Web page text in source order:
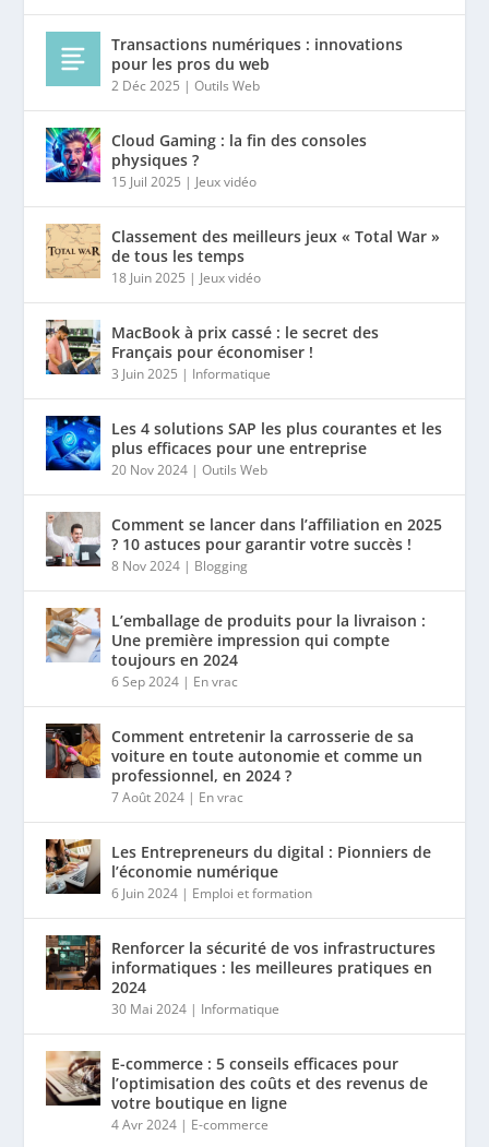
Transactions numériques : innovations
pour les pros du web
2 Déc 2025 |Outils Web
Cloud Gaming : la fin des consoles
physiques ?
15 Juil 2025 | Jeux vidéo
Classement des meilleurs jeux « Total War »
de tous les temps
18 Juin 2025 | Jeux vidéo
MacBook à prix cassé : le secret des
Français pour économiser !
3 Juin 2025 | Informatique
Les 4 solutions SAP les plus courantes et les
plus efficaces pour une entreprise
20 Nov 2024 |Outils Web
Comment se lancer dans l’affiliation en 2025
? 10 astuces pour garantir votre succès !
8 Nov 2024 | Blogging
L’emballage de produits pour la livraison :
Une première impression qui compte
toujours en 2024
6 Sep 2024 | En vrac
Comment entretenir la carrosserie de sa
voiture en toute autonomie et comme un
professionnel, en 2024 ?
7 Août 2024 | En vrac
Les Entrepreneurs du digital : Pionniers de
l’économie numérique
6 Juin 2024 | Emploi et formation
Renforcer la sécurité de vos infrastructures
informatiques : les meilleures pratiques en
2024
30 Mai 2024 | Informatique
E-commerce : 5 conseils efficaces pour
l’optimisation des coûts et des revenus de
votre boutique en ligne
4 Avr 2024 | E-commerce